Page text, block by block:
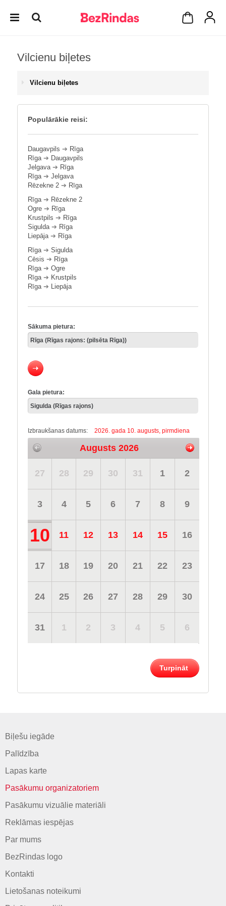
Vilcienu biļetes
Vilcienu biļetes
Populārākie reisi:
Daugavpils ➔ Rīga
Rīga➔ Daugavpils
Jelgava➔ Rīga
Rīga➔ Jelgava
Rēzekne 2 ➔ Rīga
Rīga➔ Rēzekne 2
Ogre ➔ Rīga
Krustpils ➔ Rīga
Sigulda➔ Rīga
Liepāja➔ Rīga
Rīga➔ Sigulda
Cēsis ➔ Rīga
Rīga➔ Ogre
Rīga➔ Krustpils
Rīga➔ Liepāja
Sākuma pietura:
Gala pietura:
Izbraukšanas datums: 2026. gada 10. augusts, pirmdiena
Augusts 2026
27 28 29 30 31 1 2
3 4 5 6 7 8 9
10 11 12 13 14 15 16
17 18 19 20 21 22 23
24 25 26 27 28 29 30
31 1 2 3 4 5 6
Turpināt
Biļešu iegāde
Palīdzība
Lapas karte
Pasākumu organizatoriem
Pasākumu vizuālie materiāli
Reklāmas iespējas
Par mums
BezRindas logo
Kontakti
Lietošanas noteikumi